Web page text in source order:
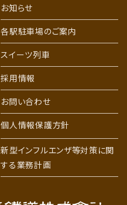
お知らせ
各駅駐車場のご案内
スイーツ列車
採用情報
お問い合わせ
個人情報保護方針
新型インフルエンザ等対策に関
する業務計画